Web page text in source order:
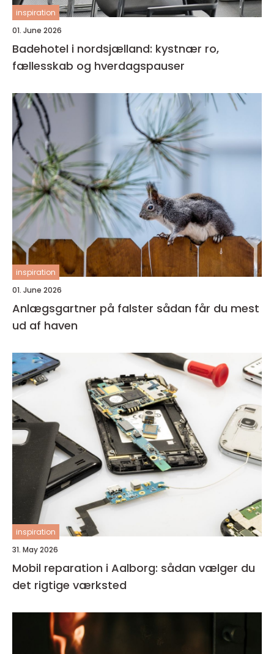
inspiration
01. June 2026
Badehotel i nordsjælland: kystnær ro,
fællesskab og hverdagspauser
inspiration
01. June 2026
Anlægsgartner på falster sådan får du mest
ud af haven
inspiration
31. May 2026
Mobil reparation i Aalborg: sådan vælger du
det rigtige værksted